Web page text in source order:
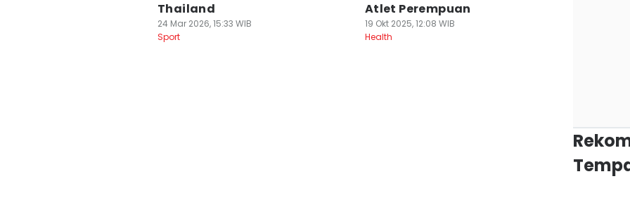
Thailand
24 Mar 2026, 15:33 WIB
Sport
Atlet Perempuan
19 Okt 2025, 12:08 WIB
Health